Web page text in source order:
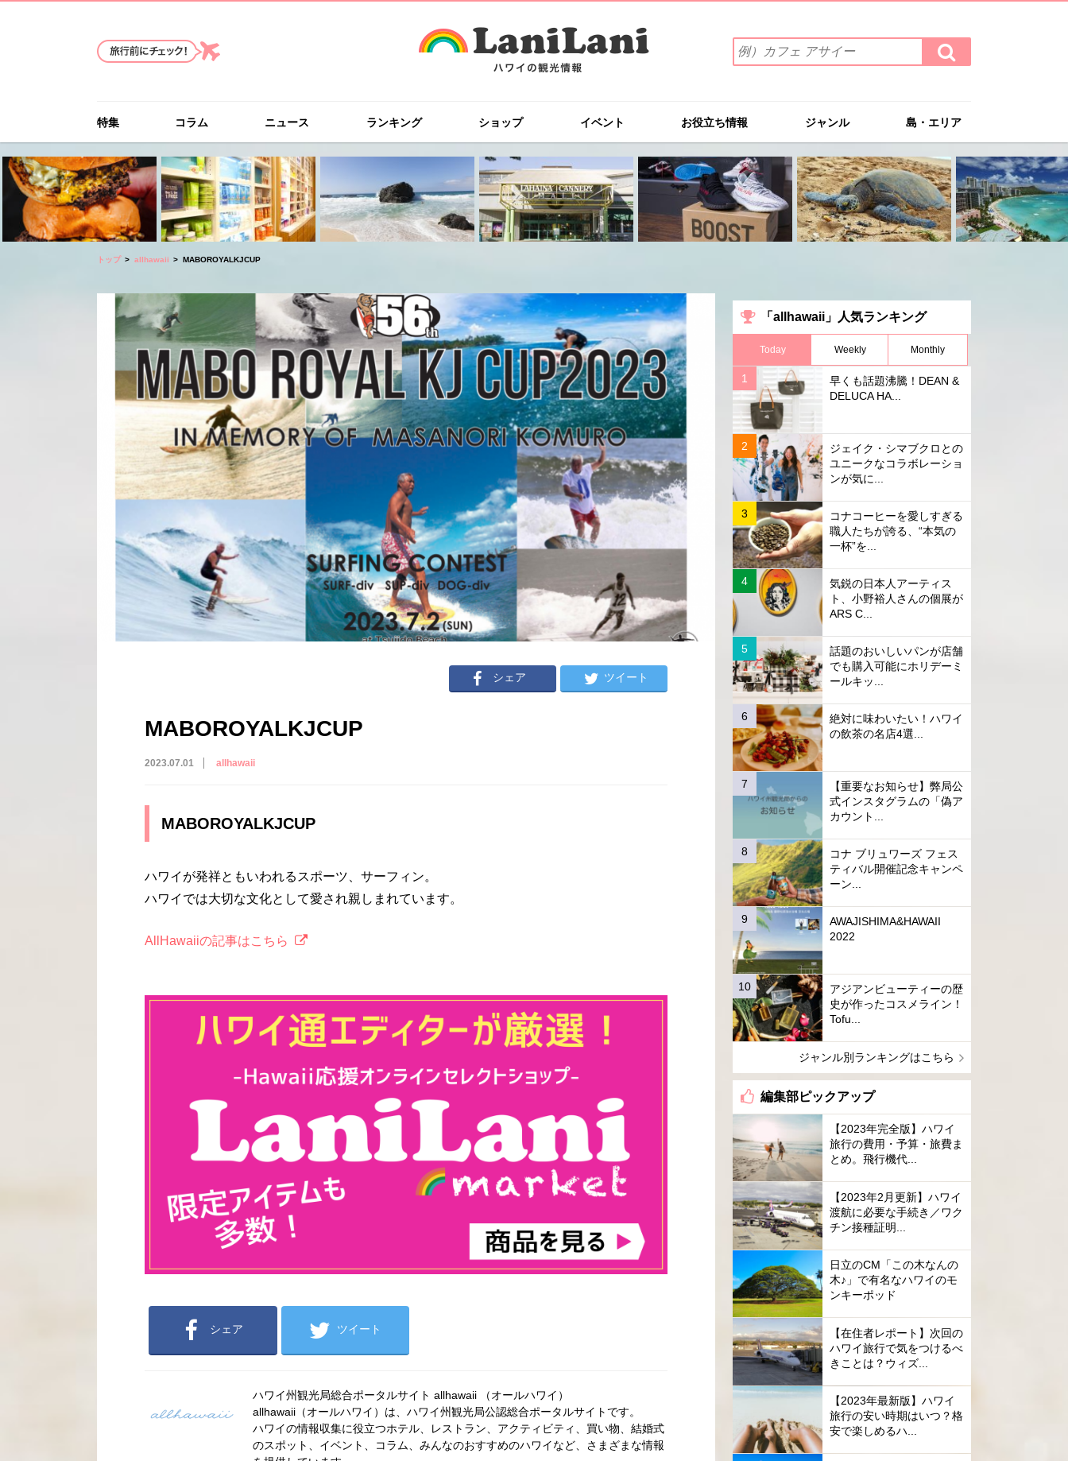
索
ワ
を
入
力
(例）
カ
フ
ェ
イ
ー
検
索
す
特集 コラム ニュース ランキング ショップ イベント お役立ち情報 ジャンル 島・エリア
トップ allhawaii MABOROYALKJCUP
シェア ツイート
MABOROYALKJCUP
2023.07.01 allhawaii
MABOROYALKJCUP
ハワイが発祥ともいわれるスポーツ、サーフィン。
ハワイでは大切な文化として愛され親しまれています。
AllHawaiiの記事はこちら
シェア ツイート
ハワイ州観光局総合ポータルサイト allhawaii （オールハワイ）
allhawaii（オールハワイ）は、ハワイ州観光局公認総合ポータルサイトです。
ハワイの情報収集に役立つホテル、レストラン、アクティビティ、買い物、結婚式
のスポット、イベント、コラム、みんなのおすすめのハワイなど、さまざまな情報
「allhawaii」人気ランキング
Today Weekly Monthly
早くも話題沸騰！DEAN &
DELUCA HA...
ジェイク・シマブクロとの
ユニークなコラボレーショ
ンが気に...
コナコーヒーを愛しすぎる
職人たちが誇る、“本気の
一杯”を...
気鋭の日本人アーティス
ト、小野裕人さんの個展が
ARS C...
話題のおいしいパンが店舗
でも購入可能にホリデーミ
ールキッ...
絶対に味わいたい！ハワイ
の飲茶の名店4選...
【重要なお知らせ】弊局公
式インスタグラムの「偽ア
カウント...
コナ ブリュワーズ フェス
ティバル開催記念キャンペ
ーン...
AWAJISHIMA&HAWAII
2022
アジアンビューティーの歴
史が作ったコスメライン！
Tofu...
ジャンル別ランキングはこちら
編集部ピックアップ
【2023年完全版】ハワイ
旅行の費用・予算・旅費ま
とめ。飛行機代...
【2023年2月更新】ハワイ
渡航に必要な手続き／ワク
チン接種証明...
日立のCM「この木なんの
木♪」で有名なハワイのモ
ンキーポッド
【在住者レポート】次回の
ハワイ旅行で気をつけるべ
きことは？ウィズ...
【2023年最新版】ハワイ
旅行の安い時期はいつ？格
安で楽しめるハ...